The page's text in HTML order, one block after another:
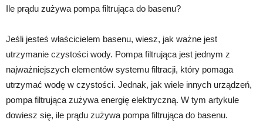
Ile prądu zużywa pompa filtrująca do basenu?
Jeśli jesteś właścicielem basenu, wiesz, jak ważne jest
utrzymanie czystości wody. Pompa filtrująca jest jednym z
najważniejszych elementów systemu filtracji, który pomaga
utrzymać wodę w czystości. Jednak, jak wiele innych urządzeń,
pompa filtrująca zużywa energię elektryczną. W tym artykule
dowiesz się, ile prądu zużywa pompa filtrująca do basenu.